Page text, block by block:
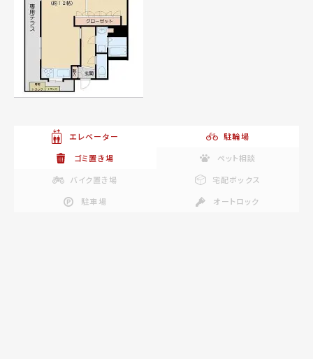
エレベーター
駐輪場
ゴミ置き場
ペット相談
バイク置き場
宅配ボックス
駐車場
オートロック